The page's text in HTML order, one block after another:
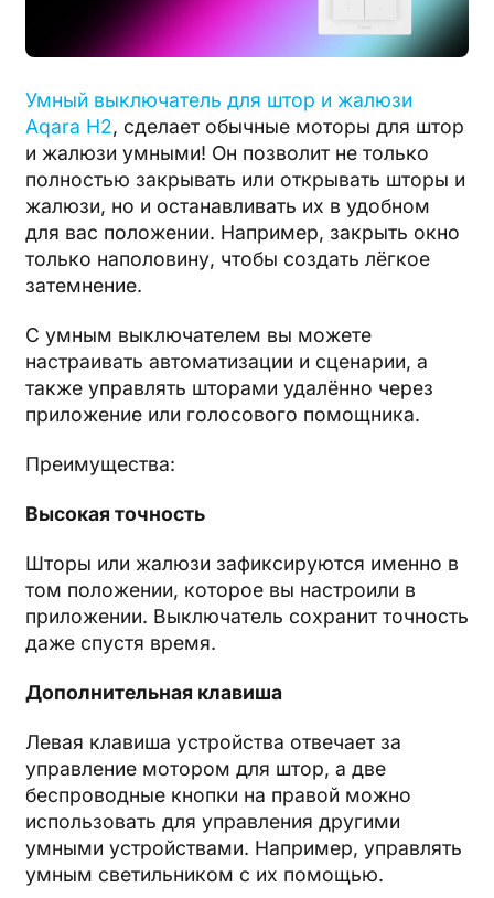
Умный выключатель для штор и жалюзи
Aqara H2, сделает обычные моторы для штор
и жалюзи умными! Он позволит не только
полностью закрывать или открывать шторы и
жалюзи, но и останавливать их в удобном
для вас положении. Например, закрыть окно
только наполовину, чтобы создать лёгкое
затемнение.
С умным выключателем вы можете
настраивать автоматизации и сценарии, а
также управлять шторами удалённо через
приложение или голосового помощника.
Преимущества:
Высокая точность
Шторы или жалюзи зафиксируются именно в
том положении, которое вы настроили в
приложении. Выключатель сохранит точность
даже спустя время.
Дополнительная клавиша
Левая клавиша устройства отвечает за
управление мотором для штор, а две
беспроводные кнопки на правой можно
использовать для управления другими
умными устройствами. Например, управлять
умным светильником с их помощью.